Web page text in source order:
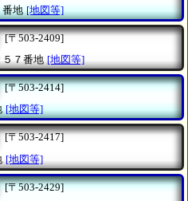
地 [地図等]
[〒503-2409]
７番地 [地図等]
[〒503-2414]
[地図等]
[〒503-2417]
[地図等]
[〒503-2429]